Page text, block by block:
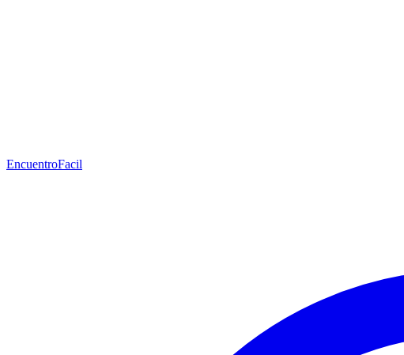
EncuentroFacil